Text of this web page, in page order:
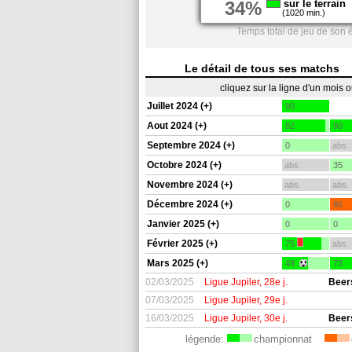
34% sur le terrain
(1020 min.)
Temps total de jeu de son
Le détail de tous ses matchs
cliquez sur la ligne d'un mois
Juillet 2024 (+)
90
Aout 2024 (+) 82 90
Septembre 2024 (+) 0 abs.
Octobre 2024 (+) abs. 35
Novembre 2024 (+) abs. abs.
Décembre 2024 (+) 0 86
Janvier 2025 (+) 0 0
Février 2025 (+) 75 abs.
Mars 2025 (+) 49 73
02/03/2025 Ligue Jupiler, 28e j.
07/03/2025
Ligue Jupiler, 29e j.
16/03/2025
Ligue Jupiler, 30e j.
légende: championnat